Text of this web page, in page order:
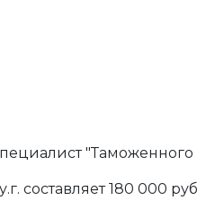
"Таможенного
составляет 180 000